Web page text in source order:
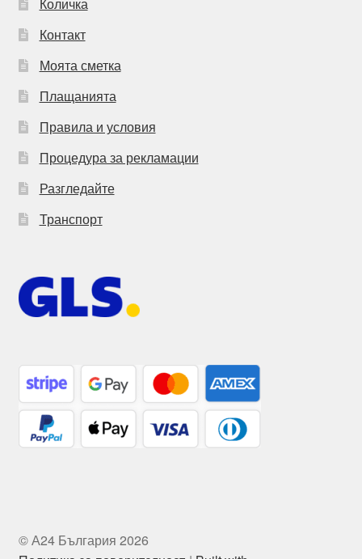
Количка
Контакт
Моята сметка
Плащанията
Правила и условия
Процедура за рекламации
Разгледайте
Транспорт
© А24 България 2026